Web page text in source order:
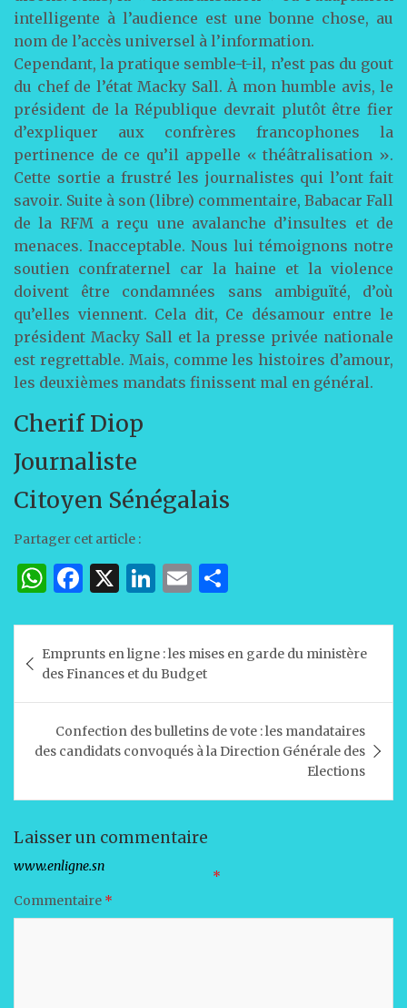
intelligente à l’audience est une bonne chose, au
nom de l’accès universel à l’information.
Cependant, la pratique semble-t-il, n’est pas du gout
du chef de l’état Macky Sall. À mon humble avis, le
président de la République devrait plutôt être fier
d’expliquer aux confrères francophones la
pertinence de ce qu’il appelle « théâtralisation ».
Cette sortie a frustré les journalistes qui l’ont fait
savoir. Suite à son (libre) commentaire, Babacar Fall
de la RFM a reçu une avalanche d’insultes et de
menaces. Inacceptable. Nous lui témoignons notre
soutien confraternel car la haine et la violence
doivent être condamnées sans ambiguïté, d’où
qu’elles viennent. Cela dit, Ce désamour entre le
président Macky Sall et la presse privée nationale
est regrettable. Mais, comme les histoires d’amour,
les deuxièmes mandats finissent mal en général.
Cherif Diop
Journaliste
Citoyen Sénégalais
Partager cet article :
W
at
s
A
p
p
F
c
e
b
o
o
X Li
k
e
dI
n
E
ai
l
ta
g
er
de
l’article
Emprunts en ligne : les mises en garde du ministère
des Finances et du Budget
Confection des bulletins de vote : les mandataires
des candidats convoqués à la Direction Générale des
Elections
Laisser un commentaire
Votre adresse e-mail ne sera pas publiée.
Les champs obligatoires sont indiqués avec *
Commentaire *